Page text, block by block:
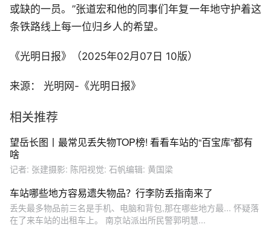
或缺的一员。”张道宏和他的同事们年复一年地守护着这
条铁路线上每一位归乡人的希望。
《光明日报》（2025年02月07日 10版）
来源： 光明网-《光明日报》
相关推荐
望岳长图丨最常见丢失物TOP榜! 看看车站的“百宝库”都有
啥
记者: 张建摄影: 陈阳视觉: 石帆编辑: 黄国梁
车站哪些地方容易遗失物品？行李防丢指南来了
丢失最多物品前三名是手机、电脑和背包,那在哪些地方最... 怀疑落
在了来车站的出租车上。 南京站派出所民警郭明慧...